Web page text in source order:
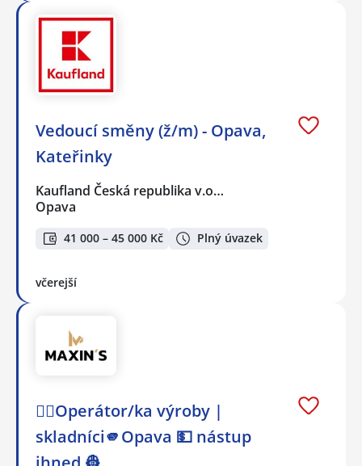
Vedoucí směny (ž/m) - Opava,
Kateřinky
Kaufland Česká republika v.o…
Opava
41 000 – 45 000 Kč Plný úvazek
včerejší
👷‍♂️Operátor/ka výroby |
skladníci🫵Opava 💵 nástup